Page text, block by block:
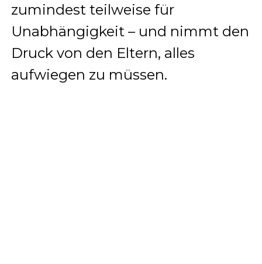
zumindest teilweise für
Unabhängigkeit – und nimmt den
Druck von den Eltern, alles
aufwiegen zu müssen.